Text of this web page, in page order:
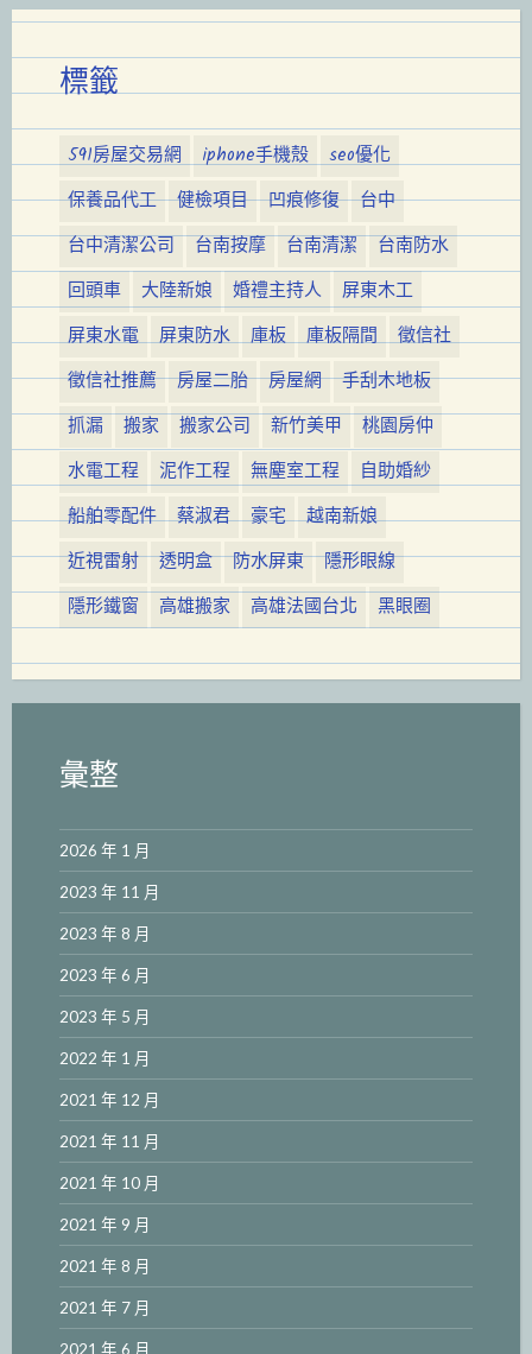
標籤
591房屋交易網 iphone手機殼
seo優化
保養品代工
健檢項目 凹痕修復
台中
台中清潔公司
台南按摩 台南清潔
台南防水
回頭車
大陸新娘 婚禮主持人
屏東木工
屏東水電
屏東防水 庫板 庫板隔間
徵信社
徵信社推薦
房屋二胎 房屋網
手刮木地板
抓漏
搬家 搬家公司 新竹美甲
桃園房仲
水電工程
泥作工程 無塵室工程
自助婚紗
船舶零配件
蔡淑君 豪宅
越南新娘
近視雷射
透明盒 防水屏東
隱形眼線
隱形鐵窗
高雄搬家 高雄法國台北 黑眼圈
彙整
2026 年 1 月
2023 年 11 月
2023 年 8 月
2023 年 6 月
2023 年 5 月
2022 年 1 月
2021 年 12 月
2021 年 11 月
2021 年 10 月
2021 年 9 月
2021 年 8 月
2021 年 7 月
2021 年 6 月